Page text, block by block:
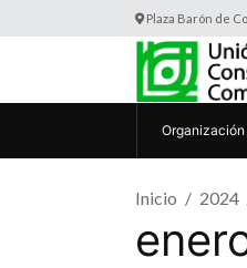
Plaza Barón de
Organización
Inicio 2024